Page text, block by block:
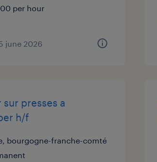
per hour
june 2026
sur presses a
h/f
bourgogne-franche-comté